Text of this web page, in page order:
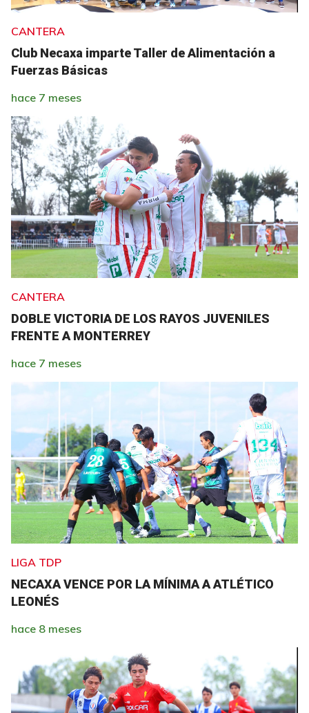
CANTERA
Club Necaxa imparte Taller de Alimentación a
Fuerzas Básicas
hace 7 meses
CANTERA
DOBLE VICTORIA DE LOS RAYOS JUVENILES
FRENTE A MONTERREY
hace 7 meses
LIGA TDP
NECAXA VENCE POR LA MÍNIMA A ATLÉTICO
LEONÉS
hace 8 meses